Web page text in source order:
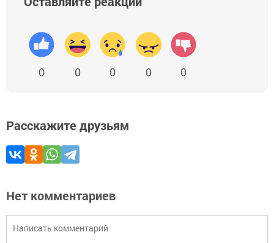
0 0 0 0 0
Расскажите друзьям
Нет комментариев